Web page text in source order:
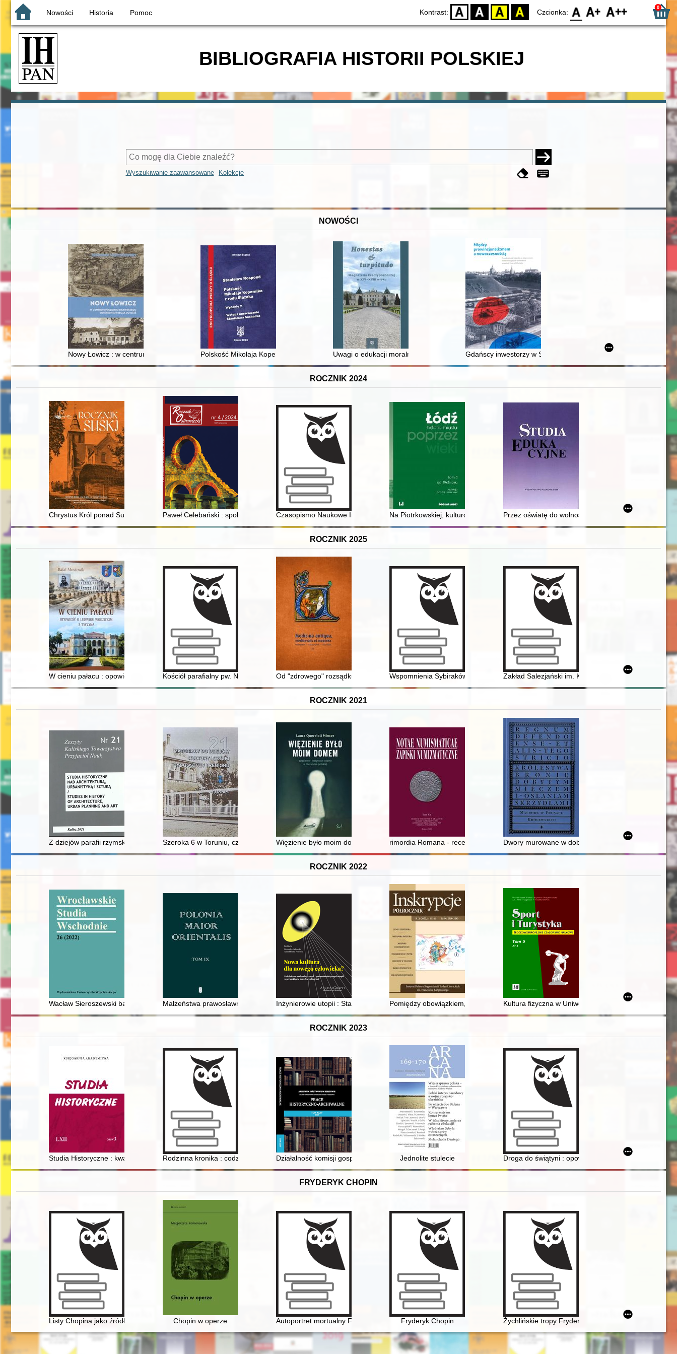
Nowości Historia Pomoc Kontrast: D BW YB BY Czcionka: F0 F1 F2 0
BIBLIOGRAFIA HISTORII POLSKIEJ
Wyszukiwanie zaawansowane Kolekcje
NOWOŚCI
Nowy Łowicz : w centrum poligonu drawskiego od średniowiecza do dziś
Polskość Mikołaja Kopernika z rodu ŚlązakaUwagi o edukacji moralnej synów szlacheckich w XVI-wiecznej Rzeczypospolitej
Gdańscy inwestorzy w Sopocie : prestiż finansowy i towarzyski
ROCZNIK 2024
Chrystus Król ponad Suszem Paweł Celebański : społecznik, polityk i... mój korepetytorCzasopismo Naukowe Instytutu Studiów Kobiecych. 2022, [nr] 2
Na Piotrkowskiej, kulturowym centrum ŁodziPrzez oświatę do wolności : inicjatywy oświatowo-
ROCZNIK 2025
W cieniu pałacu : opowieść o Ludwiku Wodzickim z TyczynaKościół parafialny pw. Najświętszego Serca Pana Jezusa w Woli Baranowskiej
Od "zdrowego" rozsądku do wiedzy medycznej : zdrowie publiczne w wiktoriańskiej Anglii
Wspomnienia Sybiraków : zbiór tekstów źródłowych. Cz. 1Zakład Salezjański im. Księdza Bosko w Oświęcimiu :
ROCZNIK 2021
Z dziejów parafii rzymskokatolickiej i średniowiecznego kościoła w Stawiszynie w latach 1880-1940 : przyczynek do badań
Szeroka 6 w Toruniu, czyli Z dziejów restauracji czasów pruskich oraz socjalistycznego handlu
Więzienie było moim domem : więzienie i instytucje totalne w literaturze polskiej
rimordia Romana - recenzja] Dwory murowane w dobrach szlacheckich w
ROCZNIK 2022
Wacław Sieroszewski badacz społeczności jakuckiejMałżeństwa prawosławne zawarte w kaliskim Soborze pod wezwaniem świętych Piotra i Pawła w latach 1890-1914
Inżynierowie utopii : Stanisław Brzozowski i Aleksander Świętochowski wobec ucieleśnienia zmiany
Pomiędzy obowiązkiem, namiętnością i myśleniem pragmatycznym : "Noc czerwcowa"
Kultura fizyczna w Uniwersytecie Humanistyczno-
ROCZNIK 2023
Studia Historyczne : kwartalnik. R. 62, z. 3 (2019)Rodzinna kronika : codzienność małego miasta podczas II wojny światowej : katalog wystawy
Działalność komisji gospodarczych przy Zarządzie Okręgowym Stronnictwa Ludowego
Jednolite stulecie Droga do świątyni : opowieści o kościele św. Jakuba
FRYDERYK CHOPIN
Listy Chopina jako źródło informacji do badań nad rodziną Tytusa Woyciechowskiego
Chopin w operze Autoportret mortualny Fryderyka Chopina. Próba analizy stylistycznej fragmentu dziennika stuttgarckiego
Fryderyk Chopin Żychlińskie tropy Fryderyka [Chopina]